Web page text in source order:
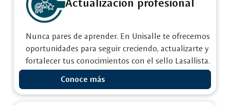
Nunca pares de aprender. En Unisalle te ofrecemos
oportunidades para seguir creciendo, actualizarte y
fortalecer tus conocimientos con el sello Lasallista.
Conoce más